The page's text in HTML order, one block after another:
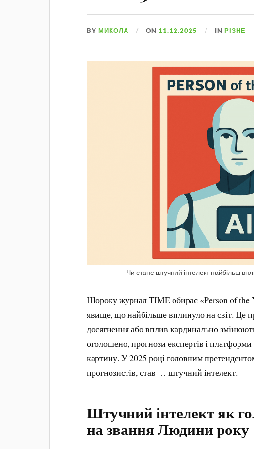
BYМИКОЛА ON 11.12.2025 INРІЗНЕ
Чи стане штучний інтелект найбільш
Щороку журнал TIME обирає «Person of
явище, що найбільше вплинуло на світ. Це
досягнення або вплив кардинально
оголошено, прогнози експертів і
картину. У 2025 році головним
прогнозистів, став … штучний інтелект.
Штучний інтелект як
на звання Людини року